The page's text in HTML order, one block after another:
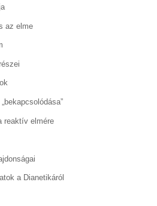
az elme
reaktív elmére
a Dianetikáról